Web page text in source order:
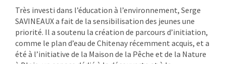
Très investi dans l’éducation à l’environnement, Serge
SAVINEAUX a fait de la sensibilisation des jeunes une
priorité. Il a soutenu la création de parcours d’initiation,
comme le plan d’eau de Chitenay récemment acquis, et a
été à l’initiative de la Maison de la Pêche et de la Nature